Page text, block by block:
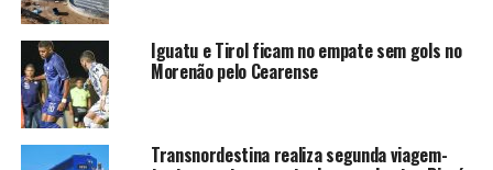
Iguatu e Tirol ficam no empate sem gols no
Morenão pelo Cearense
Transnordestina realiza segunda viagem-